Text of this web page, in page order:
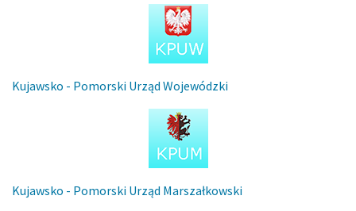
Kujawsko - Pomorski Urząd Wojewódzki
Kujawsko - Pomorski Urząd Marszałkowski